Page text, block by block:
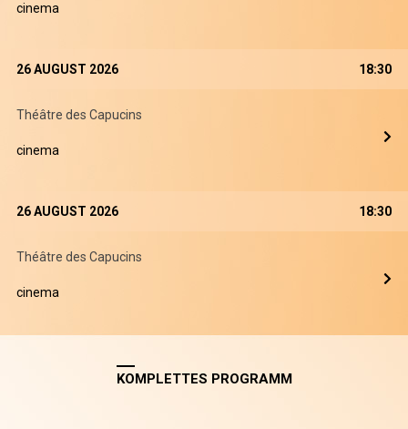
cinema
26 AUGUST 2026 18:30
Théâtre des Capucins
cinema
26 AUGUST 2026 18:30
Théâtre des Capucins
cinema
KOMPLETTES PROGRAMM